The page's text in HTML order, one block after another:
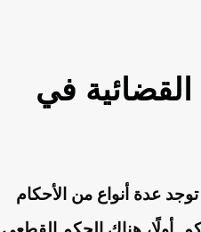
القضائية في
عدة أنواع من الأحكام